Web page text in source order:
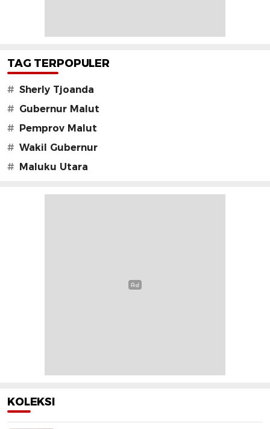
TAG TERPOPULER
# Sherly Tjoanda
# Gubernur Malut
# Pemprov Malut
# Wakil Gubernur
# Maluku Utara
KOLEKSI